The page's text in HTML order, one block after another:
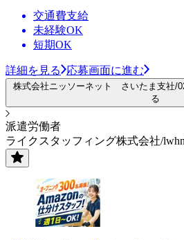
交通費支給
未経験OK
短期OK
詳細を見る 応募画面に進む
株式会社ニッソーネット さいたま支社/
る
派遣労働者
ライクスタッフィング株式会社/